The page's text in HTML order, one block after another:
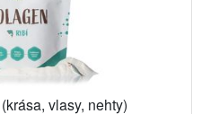
vlasy, nehty)